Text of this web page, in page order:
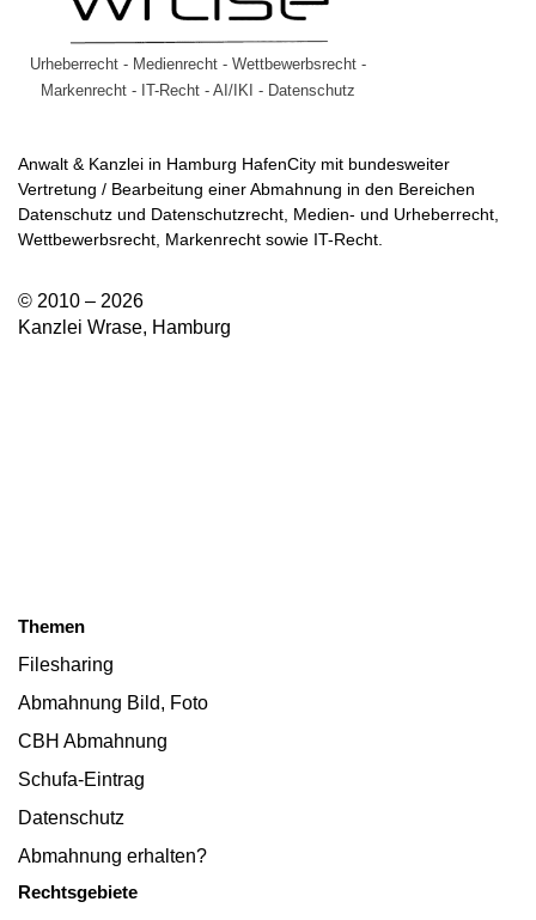
Urheberrecht - Medienrecht - Wettbewerbsrecht -
Markenrecht - IT-Recht - AI/IKI - Datenschutz
Anwalt & Kanzlei in Hamburg HafenCity mit bundesweiter
Vertretung / Bearbeitung einer Abmahnung in den Bereichen
Datenschutz und Datenschutzrecht, Medien- und Urheberrecht,
Wettbewerbsrecht, Markenrecht sowie IT-Recht.
© 2010 – 2026
Kanzlei Wrase, Hamburg
Themen
Filesharing
Abmahnung Bild, Foto
CBH Abmahnung
Schufa-Eintrag
Datenschutz
Abmahnung erhalten?
Rechtsgebiete